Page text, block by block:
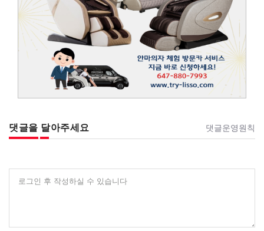
댓글을 달아주세요 댓글운영원칙
로그인 후 작성하실 수 있습니다